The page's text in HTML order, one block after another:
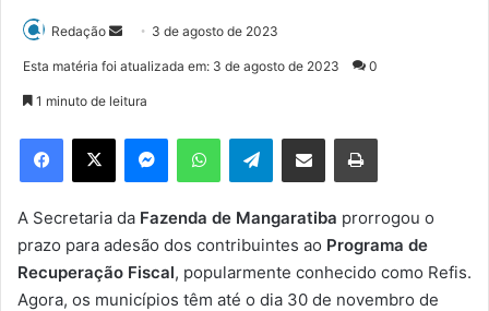
Redação
d
e
m
e
-
m
a
3 de agosto de 2023
Esta matéria foi atualizada em: 3 de agosto de 2023 0
1 minuto de leitura
Telegram
A Secretaria da Fazenda de Mangaratiba prorrogou o
prazo para adesão dos contribuintes ao Programa de
Recuperação Fiscal, popularmente conhecido como Refis.
Agora, os municípios têm até o dia 30 de novembro de